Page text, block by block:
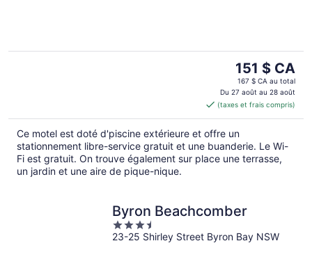
Le
prix
est
de 151 $ CA
par
nuit
151 $ CA
167 $ CA au total
Du 27 août au 28 août
(taxes et frais compris)
Ce motel est doté d'piscine extérieure et offre un
stationnement libre-service gratuit et une buanderie. Le Wi-
Fi est gratuit. On trouve également sur place une terrasse,
un jardin et une aire de pique-nique.
Byron Beachcomber
3.5
out
23-25 Shirley Street Byron Bay NSW